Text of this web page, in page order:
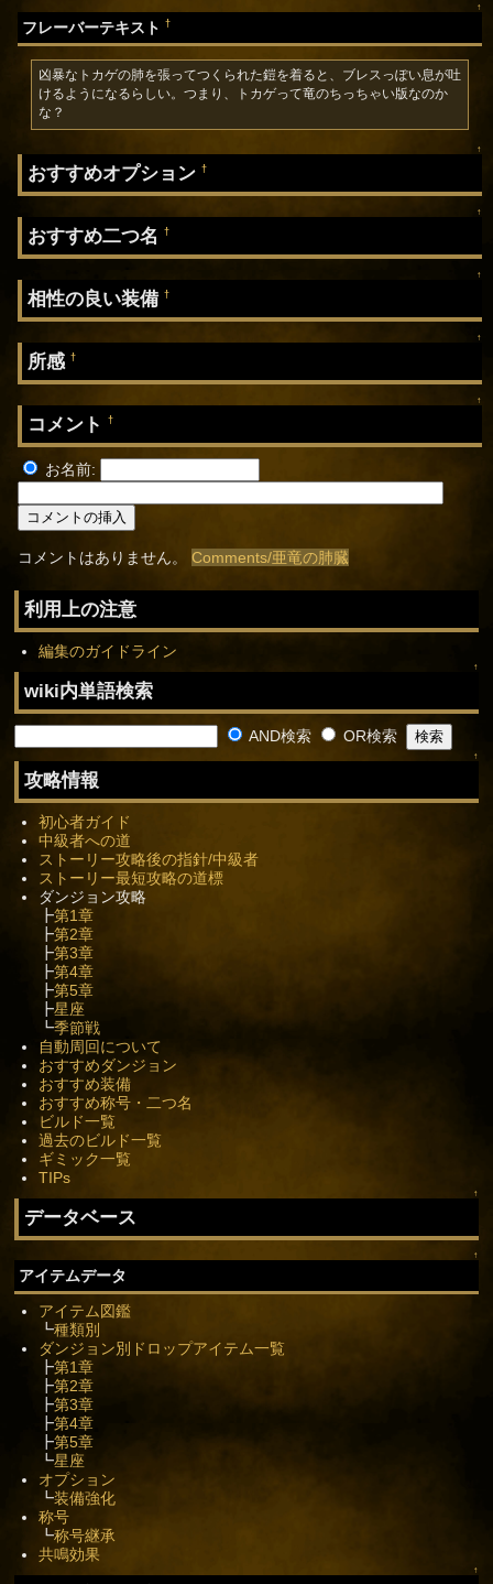
↑
フレーバーテキスト†
凶暴なトカゲの肺を張ってつくられた鎧を着ると、ブレスっぽい息が吐
けるようになるらしい。つまり、トカゲって竜のちっちゃい版なのか
な？
↑
おすすめオプション†
↑
おすすめ二つ名†
↑
相性の良い装備†
↑
所感†
↑
コメント†
お名前:
コメントはありません。Comments/亜竜の肺臓
利用上の注意
編集のガイドライン
↑
wiki内単語検索
AND検索 OR検索
↑
攻略情報
初心者ガイド
中級者への道
ストーリー攻略後の指針/中級者
ストーリー最短攻略の道標
ダンジョン攻略
┣第1章
┣第2章
┣第3章
┣第4章
┣第5章
┣星座
┗季節戦
自動周回について
おすすめダンジョン
おすすめ装備
おすすめ称号・二つ名
ビルド一覧
過去のビルド一覧
ギミック一覧
TIPs
↑
データベース
↑
アイテムデータ
アイテム図鑑
┗種類別
ダンジョン別ドロップアイテム一覧
┣第1章
┣第2章
┣第3章
┣第4章
┣第5章
┗星座
オプション
┗装備強化
称号
┗称号継承
共鳴効果
↑